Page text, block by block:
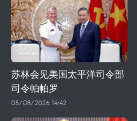
苏林会见美国太平洋司令部
司令帕帕罗
05/08/2026 14:42